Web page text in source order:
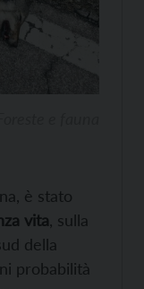
è stato
vita , sulla
della
probabilità